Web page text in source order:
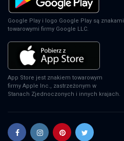
Google Play i logo Google Play są znakami
towarowymi firmy Google LLC.
App Store jest znakiem towarowym
firmy Apple Inc., zastrzeżonym w
Stanach Zjednoczonych i innych krajach.